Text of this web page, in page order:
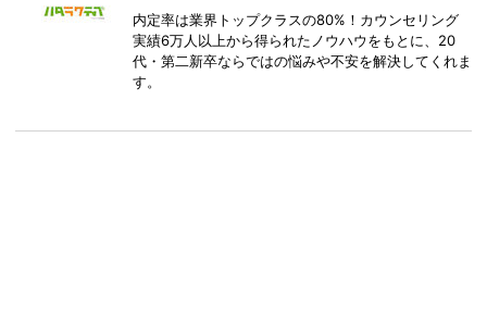
内定率は業界トップクラスの80%！カウンセリング
実績6万人以上から得られたノウハウをもとに、20
代・第二新卒ならではの悩みや不安を解決してくれま
す。